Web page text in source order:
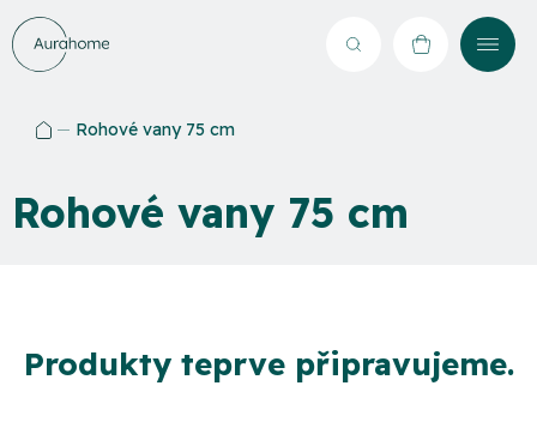
Přejít
na
obsah
Hledat NÁKUPNÍ
Rohové vany 75 cm
Rohové vany 75 cm
Produkty teprve připravujeme.